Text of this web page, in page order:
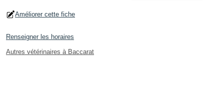
Améliorer cette fiche
Renseigner les horaires
Autres vétérinaires à Baccarat